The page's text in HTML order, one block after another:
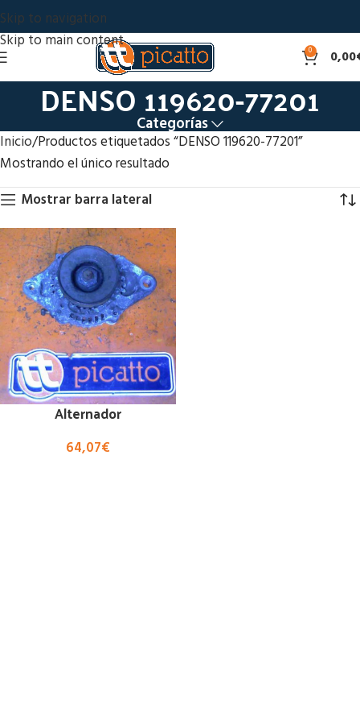
Skip to navigation
Skip to main content
0 0,00
DENSO 119620-77201
Categorías
Inicio Productos etiquetados “DENSO 119620-77201”
Mostrando el único resultado
Mostrar barra lateral
Alternador
64,07€